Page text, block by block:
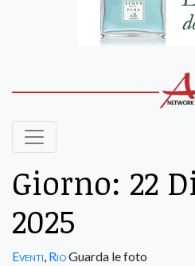
Giorno: 22
2025
Eventi, RioGuarda le foto